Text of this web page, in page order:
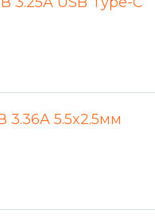
3.36A 5.5x2.5мм